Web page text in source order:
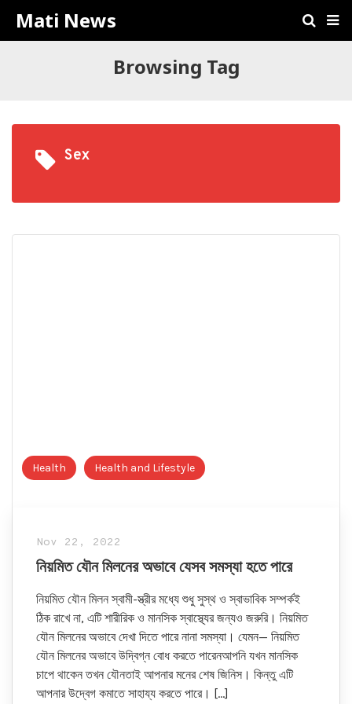
Mati News
Browsing Tag
Sex
Health Health and Lifestyle
Nov 22, 2022
নিয়মিত যৌন মিলনের অভাবে যেসব সমস্যা হতে পারে
নিয়মিত যৌন মিলন স্বামী-স্ত্রীর মধ্যে শুধু সুস্থ ও স্বাভাবিক সম্পর্কই
ঠিক রাখে না, এটি শারীরিক ও মানসিক স্বাস্থ্যের জন্যও জরুরি। নিয়মিত
যৌন মিলনের অভাবে দেখা দিতে পারে নানা সমস্যা। যেমন— নিয়মিত
যৌন মিলনের অভাবে উদ্বিগ্ন বোধ করতে পারেনআপনি যখন মানসিক
চাপে থাকেন তখন যৌনতাই আপনার মনের শেষ জিনিস। কিন্তু এটি
আপনার উদ্বেগ কমাতে সাহায্য করতে পারে। […]